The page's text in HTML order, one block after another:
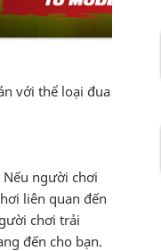
với thể loại đua
người chơi
liên quan đến
chơi trải
đến cho bạn.